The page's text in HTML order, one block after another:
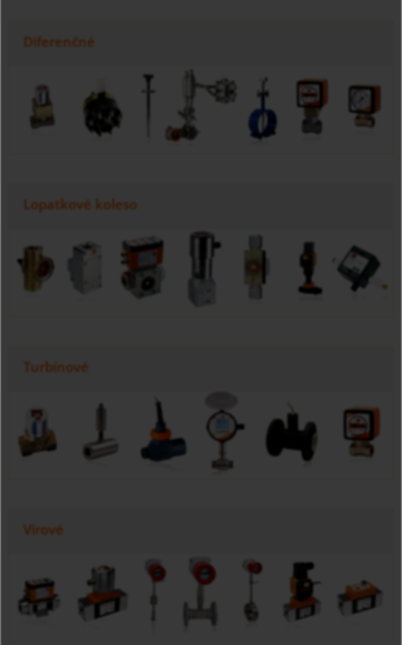
Diferenčné
Lopatkové koleso
Turbínové
Vírové